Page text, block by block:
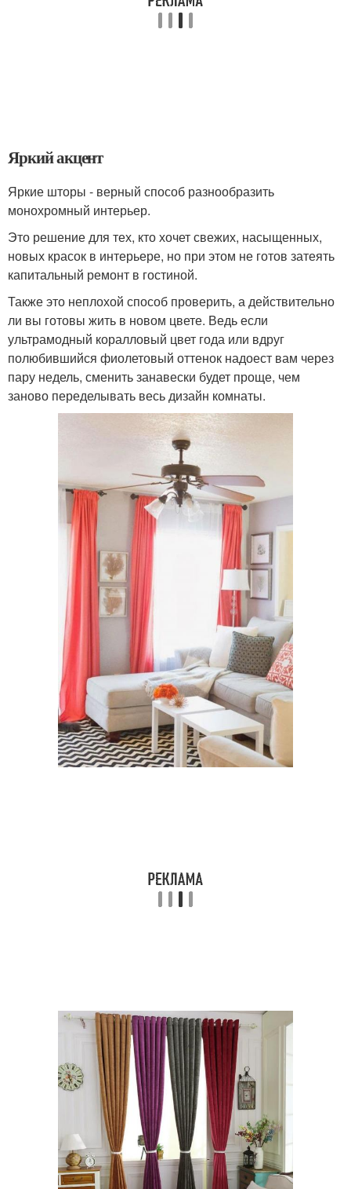
Яркий акцент
Яркие шторы - верный способ разнообразить
монохромный интерьер.
Это решение для тех, кто хочет свежих, насыщенных,
новых красок в интерьере, но при этом не готов затеять
капитальный ремонт в гостиной.
Также это неплохой способ проверить, а действительно
ли вы готовы жить в новом цвете. Ведь если
ультрамодный коралловый цвет года или вдруг
полюбившийся фиолетовый оттенок надоест вам через
пару недель, сменить занавески будет проще, чем
заново переделывать весь дизайн комнаты.